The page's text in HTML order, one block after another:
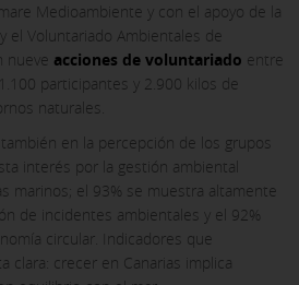
Medioambiente y con el apoyo de la
el Voluntariado Ambientales de
nueve acciones de voluntariado entre
participantes y 2.900 kilos de
naturales.
en la percepción de los grupos
interés por la gestión ambiental
marinos; el 93% se muestra altamente
de incidentes ambientales y el 92%
circular. Indicadores que
clara: crecer en Canarias implica